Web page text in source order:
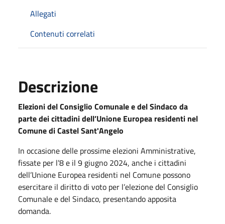
Allegati
Contenuti correlati
Descrizione
Elezioni del Consiglio Comunale e del Sindaco da
parte dei cittadini dell’Unione Europea residenti nel
Comune di Castel Sant'Angelo
In occasione delle prossime elezioni Amministrative,
fissate per l’8 e il 9 giugno 2024, anche i cittadini
dell’Unione Europea residenti nel Comune possono
esercitare il diritto di voto per l’elezione del Consiglio
Comunale e del Sindaco, presentando apposita
domanda.